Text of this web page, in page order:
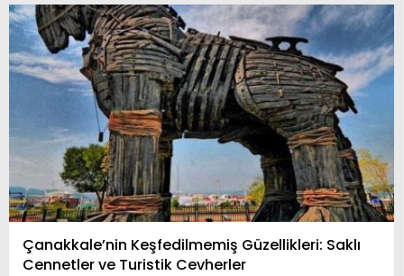
Çanakkale’nin Keşfedilmemiş Güzellikleri: Saklı
Cennetler ve Turistik Cevherler